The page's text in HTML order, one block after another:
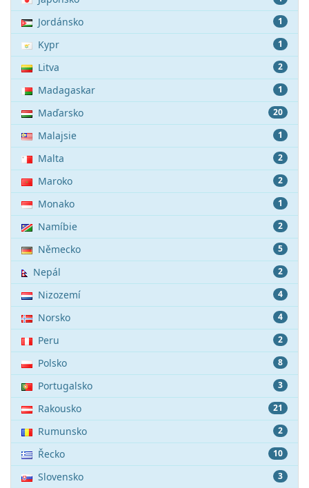
1
Jordánsko
1
Kypr
2
Litva
1
Madagaskar
20
Maďarsko
1
Malajsie
2
Malta
2
Maroko
1
Monako
2
Namíbie
5
Německo
2
Nepál
4
Nizozemí
4
Norsko
2
Peru
8
Polsko
3
Portugalsko
21
Rakousko
2
Rumunsko
10
Řecko
3
Slovensko